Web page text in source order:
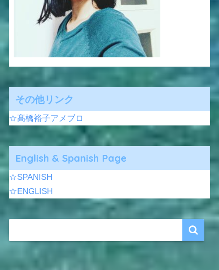
その他リンク
☆髙橋裕子アメブロ
English & Spanish Page
☆SPANISH
☆ENGLISH